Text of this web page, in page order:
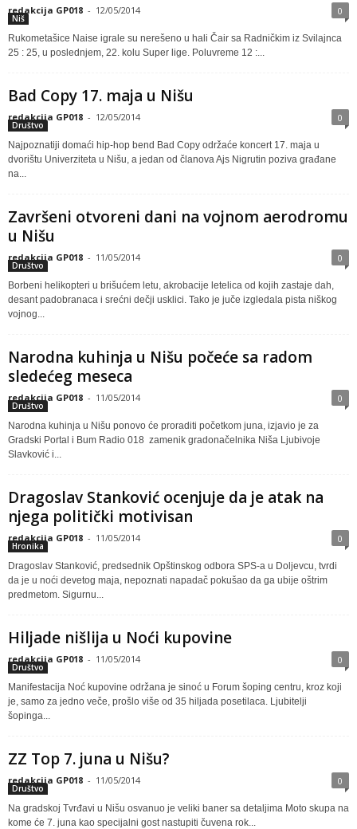
redakcija GP018 - 12/05/2014 0
Niš
Rukometašice Naise igrale su nerešeno u hali Čair sa Radničkim iz Svilajnca
25 : 25, u poslednjem, 22. kolu Super lige. Poluvreme 12 :...
Bad Copy 17. maja u Nišu
redakcija GP018 - 12/05/2014 0
Društvo
Najpoznatiji domaći hip-hop bend Bad Copy održaće koncert 17. maja u
dvorištu Univerziteta u Nišu, a jedan od članova Ajs Nigrutin poziva građane
na...
Završeni otvoreni dani na vojnom aerodromu
u Nišu
redakcija GP018 - 11/05/2014 0
Društvo
Borbeni helikopteri u brišućem letu, akrobacije letelica od kojih zastaje dah,
desant padobranaca i srećni dečji usklici. Tako je juče izgledala pista niškog
vojnog...
Narodna kuhinja u Nišu počeće sa radom
sledećeg meseca
redakcija GP018 - 11/05/2014 0
Društvo
Narodna kuhinja u Nišu ponovo će proraditi početkom juna, izjavio je za
Gradski Portal i Bum Radio 018 zamenik gradonačelnika Niša Ljubivoje
Slavković i...
Dragoslav Stanković ocenjuje da je atak na
njega politički motivisan
redakcija GP018 - 11/05/2014 0
Hronika
Dragoslav Stanković, predsednik Opštinskog odbora SPS-a u Doljevcu, tvrdi
da je u noći devetog maja, nepoznati napadač pokušao da ga ubije oštrim
predmetom. Sigurnu...
Hiljade nišlija u Noći kupovine
redakcija GP018 - 11/05/2014 0
Društvo
Manifestacija Noć kupovine održana je sinoć u Forum šoping centru, kroz koji
je, samo za jedno veče, prošlo više od 35 hiljada posetilaca. Ljubitelji
šopinga...
ZZ Top 7. juna u Nišu?
redakcija GP018 - 11/05/2014 0
Društvo
Na gradskoj Tvrđavi u Nišu osvanuo je veliki baner sa detaljima Moto skupa na
kome će 7. juna kao specijalni gost nastupiti čuvena rok...